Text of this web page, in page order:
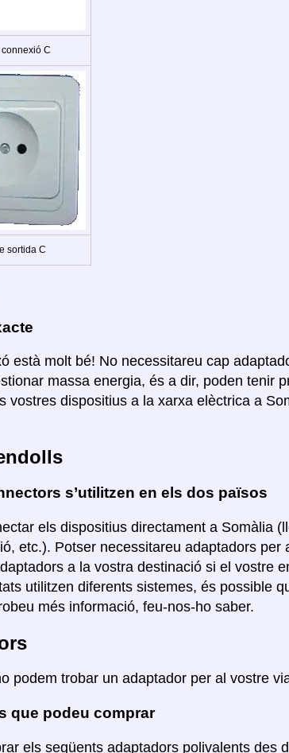
C
sortida C
està molt bé! No necessitareu cap
massa energia, és a dir, poden tenir
vostres dispositius a la xarxa elèctrica a
s’utilitzen en els dos països
els dispositius directament a Somàlia
etc.). Potser necessitareu adaptadors
a la vostra destinació si el vostre
utilitzen diferents sistemes, és possible
més informació, feu-nos-ho saber.
podem trobar un adaptador per al vostre
que podeu comprar
els següents adaptadors polivalents des